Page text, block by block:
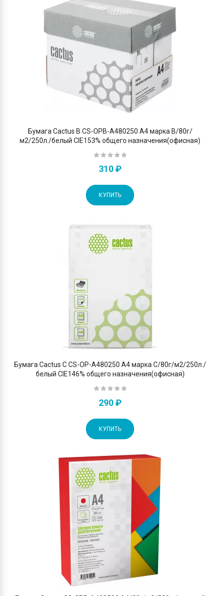
Бумага Cactus B CS-OPB-A480250 A4 марка B/80г/
м2/250л./белый CIE153% общего назначения(офисная)
310 ₽
КУПИТЬ
Бумага Cactus C CS-OP-A480250 A4 марка C/80г/м2/250л./
белый CIE146% общего назначения(офисная)
290 ₽
КУПИТЬ